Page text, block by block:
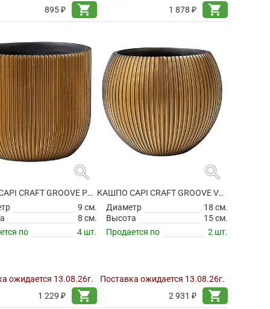
895 ₽
shopping_cart
1 878 ₽
shopping_cart
search
КАШПО CAPI CRAFT GROOVE PLANTER BALL BLACK GOLD
9 см.
8 см.
по
4 шт.
ожидается 13.08.26г.
1 229 ₽
shopping_cart
search
КАШПО CAPI CRAFT GROOVE VASE BALL BLACK GOLD
Диаметр
18 см.
Высота
15 см.
Продается по
2 шт.
Поставка ожидается 13.08.26г.
2 931 ₽
shopping_cart